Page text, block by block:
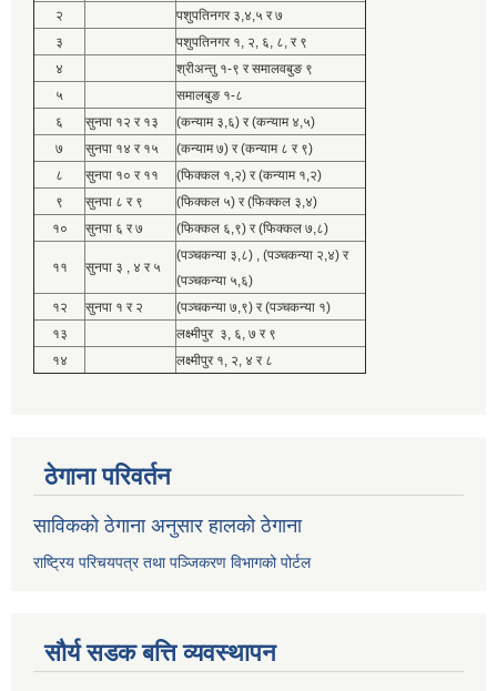
२
पशुपतिनगर ३,४,५ र ७
३
पशुपतिनगर १, २, ६, ८, र ९
४
श्रीअन्तु १-९ र समालवबुङ ९
५
समालबुङ १-८
६
सुनपा १२ र १३
(कन्याम ३,६) र (कन्याम ४,५)
७
सुनपा १४ र १५
(कन्याम ७) र (कन्याम ८ र ९)
८
सुनपा १० र ११
(फिक्कल १,२) र (कन्याम १,२)
९
सुनपा ८ र ९
(फिक्कल ५) र (फिक्कल ३,४)
१०
सुनपा ६ र ७ (फिक्कल ६,९) र (फिक्कल ७,८)
११ सुनपा ३ , ४ र ५
(पञ्चकन्या ३,८) , (पञ्चकन्या २,४) र
(पञ्चकन्या ५,६)
१२
सुनपा १ र २
(पञ्चकन्या ७,९) र (पञ्चकन्या १)
१३
लक्ष्मीपुर ३, ६, ७ र ९
१४
लक्ष्मीपुर १, २, ४ र ८
ठेगाना परिवर्तन
साविकको ठेगाना अनुसार हालको ठेगाना
राष्ट्रिय परिचयपत्र तथा पञ्जिकरण विभागको पोर्टल
सौर्य सडक बत्ति व्यवस्थापन